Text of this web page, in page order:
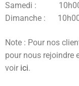
Samedi : 10h00
Dimanche :
Note : Pour nos
pour nous rejoindre
voir ici.